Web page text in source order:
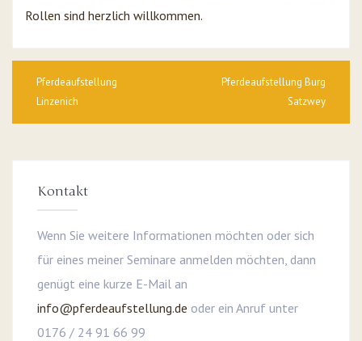
Rollen sind herzlich willkommen.
Pferdeaufstellung
Linzenich
Pferdeaufstellung Burg
Satzwey
Kontakt
Wenn Sie weitere Informationen möchten oder sich
für eines meiner Seminare anmelden möchten, dann
genügt eine kurze E-Mail an
info@pferdeaufstellung.de oder ein Anruf unter
0176 / 24 91 66 99